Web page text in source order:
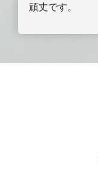
頑丈です。